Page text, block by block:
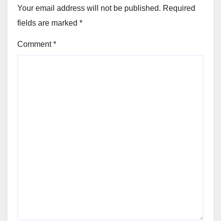
Your email address will not be published. Required
fields are marked *
Comment*